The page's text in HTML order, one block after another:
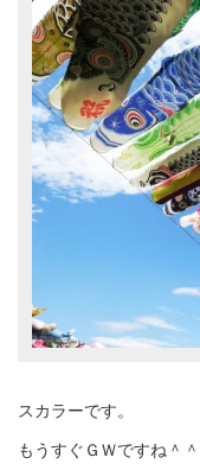
スカラーです。
もうすぐＧＷですね＾＾